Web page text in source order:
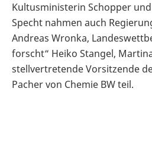
Kultusministerin Schopper
Specht nahmen auch
Andreas Wronka,
forscht“ Heiko Stangel,
stellvertretende Vorsitzende
Pacher von Chemie BW teil.